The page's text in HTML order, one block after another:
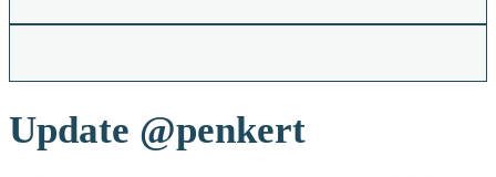
Update @penkert